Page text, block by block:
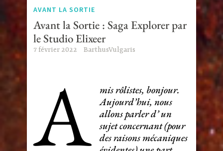
AVANT LA SORTIE
Avant la Sortie : Saga Explorer par
le Studio Elixeer
7 février 2022 BarthusVulgaris
A
mis rôlistes, bonjour.
Aujourd’hui, nous
allons parler d’ un
sujet concernant (pour
des raisons mécaniques